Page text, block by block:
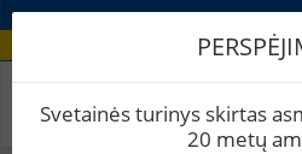
Recepto virimai
Svetainės turinys skirtas
20 metų